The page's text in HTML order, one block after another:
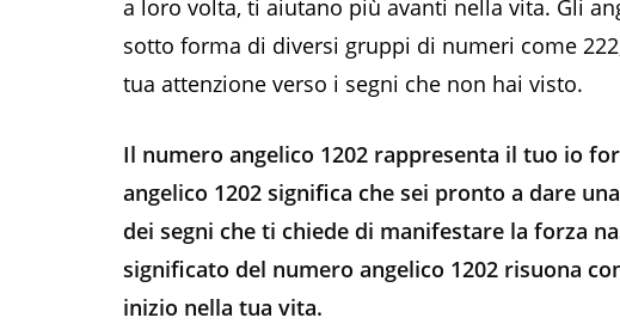
a loro volta, ti aiutano più avanti nella vita. Gli
sotto forma di diversi gruppi di numeri come
tua attenzione verso i segni che non hai visto.
Il numero angelico 1202 rappresenta il tuo io
angelico 1202 significa che sei pronto a dare
dei segni che ti chiede di manifestare la forza
significato del numero angelico 1202 risuona
inizio nella tua vita.